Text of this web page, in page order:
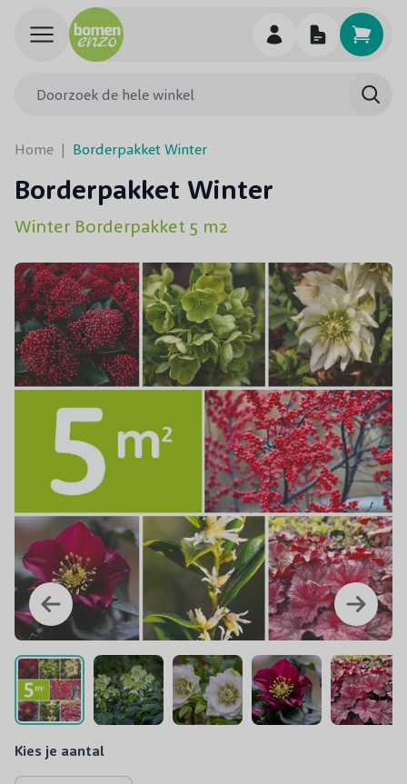
Ga naar de inhoud
Home | Borderpakket Winter
Borderpakket Winter
Winter Borderpakket 5 m2
Kies je aantal